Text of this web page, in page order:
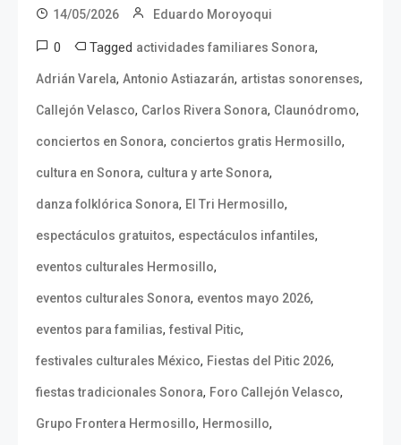
14/05/2026 Eduardo Moroyoqui
0 Tagged actividades familiares Sonora,
Adrián Varela, Antonio Astiazarán, artistas sonorenses,
Callejón Velasco, Carlos Rivera Sonora, Claunódromo,
conciertos en Sonora, conciertos gratis Hermosillo,
cultura en Sonora, cultura y arte Sonora,
danza folklórica Sonora, El Tri Hermosillo,
espectáculos gratuitos, espectáculos infantiles,
eventos culturales Hermosillo,
eventos culturales Sonora, eventos mayo 2026,
eventos para familias, festival Pitic,
festivales culturales México, Fiestas del Pitic 2026,
fiestas tradicionales Sonora, Foro Callejón Velasco,
Grupo Frontera Hermosillo, Hermosillo,